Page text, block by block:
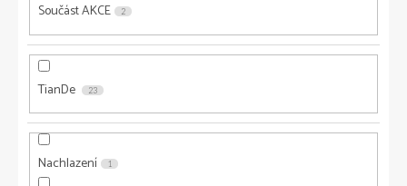
Součást AKCE 2
TianDe 23
Nachlazení 1